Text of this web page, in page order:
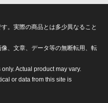
。実際の商品とは多少異なること
、文章、データ等の無断転用、転
Actual product may vary.
or data from this site is